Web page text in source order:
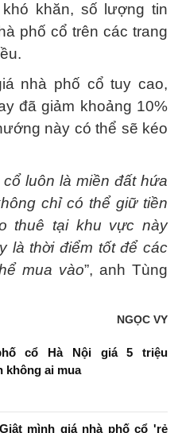
khăn, số lượng tin
phố cổ trên các trang
nhà phố cổ tuy cao,
đã giảm khoảng 10%
này có thể sẽ kéo
luôn là miền đất hứa
chỉ có thể giữ tiền
thuê tại khu vực này
là thời điểm tốt để các
mua vào”, anh Tùng
NGỌC VY
cổ Hà Nội giá 5 triệu
không ai mua
mình giá nhà phố cổ 'rẻ